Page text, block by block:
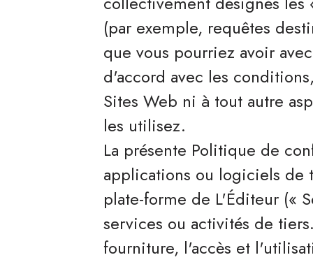
(par exemple, requêtes
que vous pourriez avoir
d'accord avec les
Sites Web ni à tout autre
les utilisez.
La présente Politique de
applications ou logiciels de
plate-forme de L'Éditeur («
services ou activités de
fourniture, l'accès et